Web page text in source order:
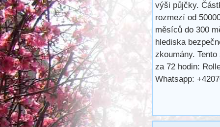
výši půjčky.
rozmezí od
měsíců do 300
hlediska
zkoumány.
za 72 hodin:
Whatsapp: